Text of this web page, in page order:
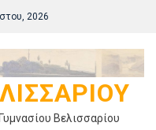
2026
Βελισσαρίου